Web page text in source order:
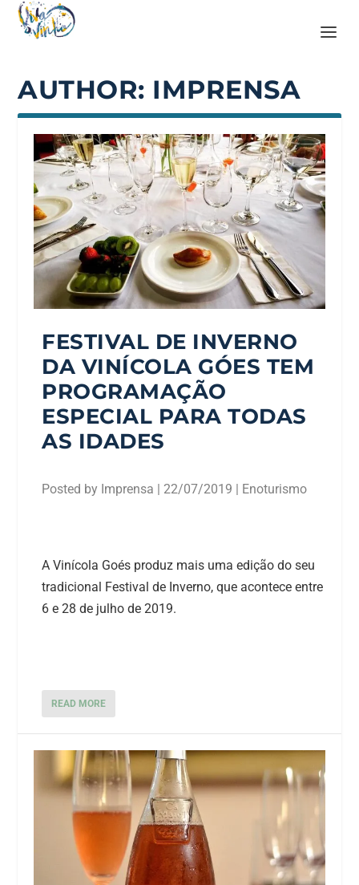
AUTHOR: IMPRENSA
FESTIVAL DE INVERNO
DA VINÍCOLA GÓES TEM
PROGRAMAÇÃO
ESPECIAL PARA TODAS
AS IDADES
Posted by Imprensa |22/07/2019 | Enoturismo
A Vinícola Goés produz mais uma edição do seu
tradicional Festival de Inverno, que acontece entre
6 e 28 de julho de 2019.
READ MORE